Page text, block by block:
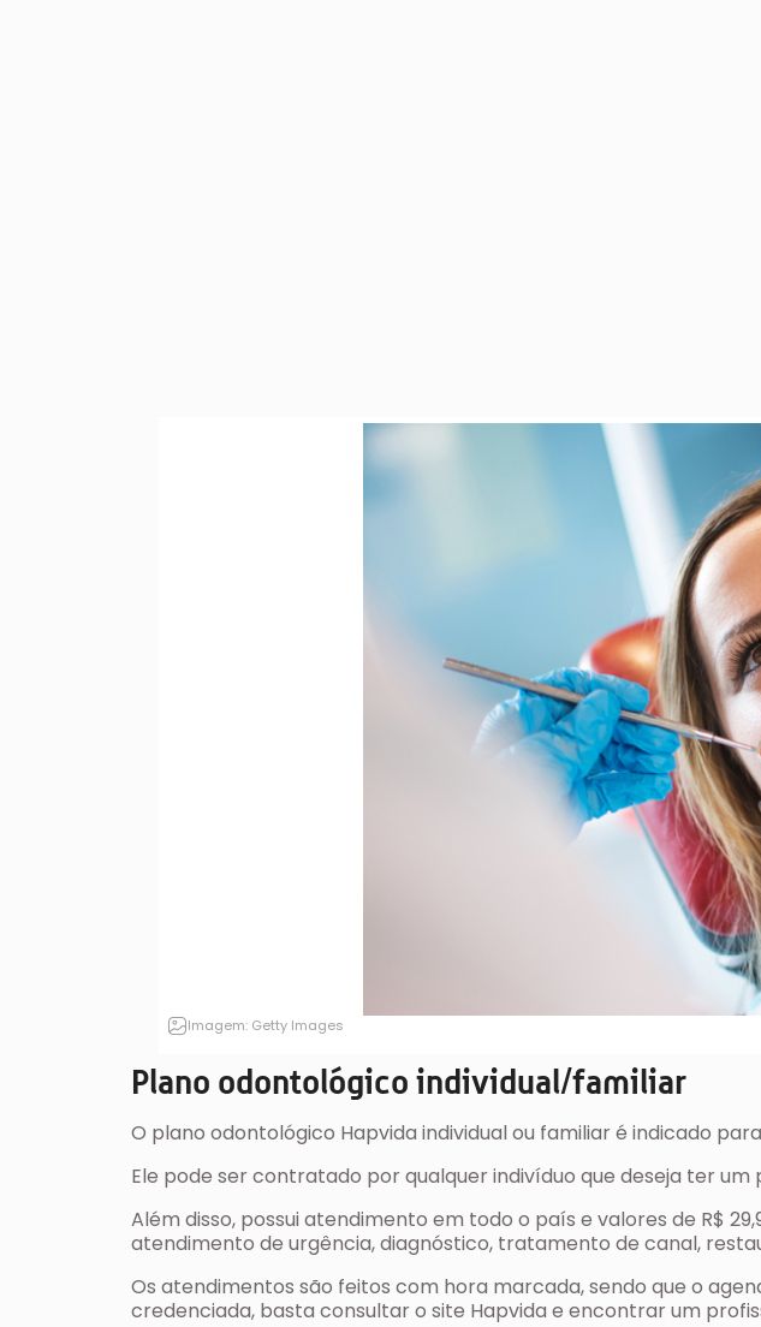
Imagem: Getty Images
Plano odontológico individual/familiar
O plano odontológico Hapvida individual ou familiar é indicado
Ele pode ser contratado por qualquer indivíduo que deseja ter
Além disso, possui atendimento em todo o país e valores de R$
atendimento de urgência, diagnóstico, tratamento de canal,
Os atendimentos são feitos com hora marcada, sendo que o
credenciada, basta consultar o site Hapvida e encontrar um